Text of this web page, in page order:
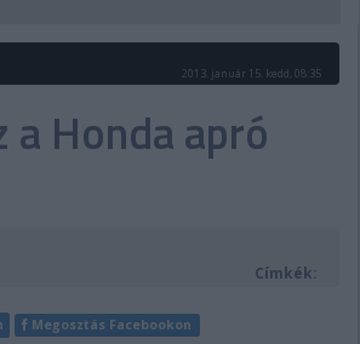
MOTOR
SHOP
2013. január 15. kedd, 08:35
a Honda apró
Címkék:
Megosztás Facebookon